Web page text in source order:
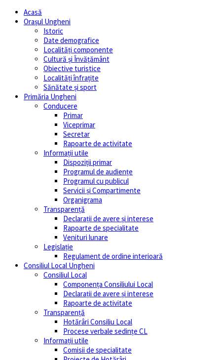
Acasă
Orașul Ungheni
Istoric
Date demografice
Localități componente
Cultură și Învăţământ
Obiective turistice
Localități înfrațite
Sănătate și sport
Primăria Ungheni
Conducere
Primar
Viceprimar
Secretar
Rapoarte de activitate
Informații utile
Dispoziții primar
Programul de audiențe
Programul cu publicul
Servicii și Compartimente
Organigrama
Transparență
Declarații de avere și interese
Rapoarte de specialitate
Venituri lunare
Legislație
Regulament de ordine interioară
Consiliul Local Ungheni
Consiliul Local
Componența Consiliului Local
Declarații de avere și interese
Rapoarte de activitate
Transparență
Hotărâri Consiliu Local
Procese verbale sedințe CL
Informații utile
Comisii de specialitate